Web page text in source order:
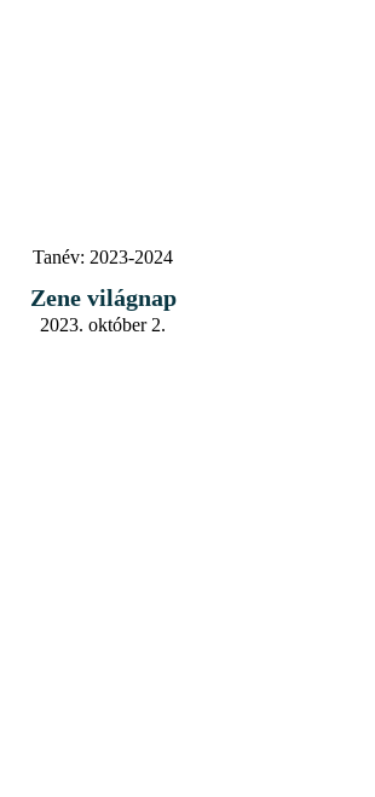
Tanév: 2023-2024
Zene világnap
2023. október 2.